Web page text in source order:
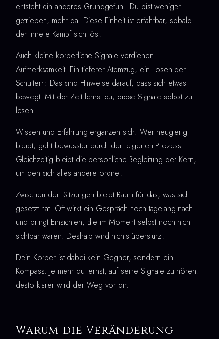
entsteht ein anderes Grundgefühl. Du bist weniger
getrieben, mehr da. Diese Einheit ist erfahrbar, sobald
der innere Kampf sich löst.
Auch kleine körperliche Signale verdienen
Aufmerksamkeit. Ein tieferer Atemzug, ein Lösen der
Schultern: Das sind Hinweise darauf, dass sich etwas
bewegt. Mit der Zeit lernst du, diese Signale selbst zu
lesen.
Wissen und Erfahrung ergänzen sich. Wer neugierig
bleibt, geht bewusster durch den eigenen Prozess.
Gleichzeitig bleibt die persönliche Begleitung der Kern,
um den sich alles andere ordnet.
Zwischen den Sitzungen bleibt Raum für das, was sich
gesetzt hat. Oft wirkt ein Gespräch noch tagelang nach
und bringt Einsichten, die im Moment selbst noch nicht
sichtbar waren. Deshalb wird nichts überstürzt.
Dein Körper ist dabei kein Gegner, sondern ein
Kompass. Je mehr du lernst, auf seine Signale zu hören,
desto klarer wird der Weg vor dir.
Warum die Veränderung